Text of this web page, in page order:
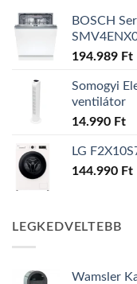
BOSCH
194.989 Ft
Somogyi
ventilátor
14.990 Ft
LG
144.990 Ft
LEGKEDVELTEBB
Wamsler